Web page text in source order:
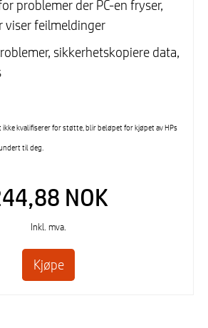
problemer der PC-en fryser,
viser feilmeldinger
sikkerhetskopiere data,
kvalifiserer for støtte, blir beløpet for kjøpet av HPs
til deg.
NOK
Inkl. mva.